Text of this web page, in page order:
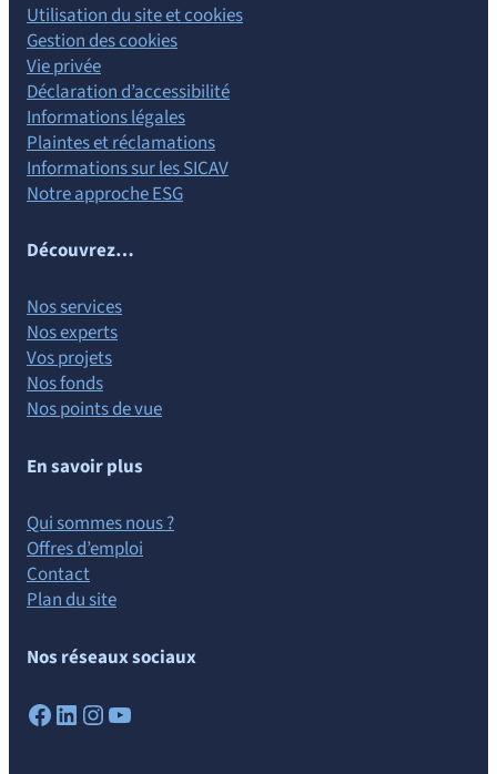
Utilisation du site et cookies
Gestion des cookies
Vie privée
Déclaration d’accessibilité
Informations légales
Plaintes et réclamations
Informations sur les SICAV
Notre approche ESG
Découvrez…
Nos services
Nos experts
Vos projets
Nos fonds
Nos points de vue
En savoir plus
Qui sommes nous ?
Offres d’emploi
Contact
Plan du site
Nos réseaux sociaux
Facebook LinkedIn Instagram YouTube